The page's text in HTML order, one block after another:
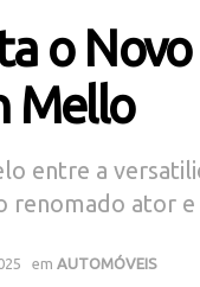
o
Mello
entre a
renomado ator
em AUTOMÓVEIS